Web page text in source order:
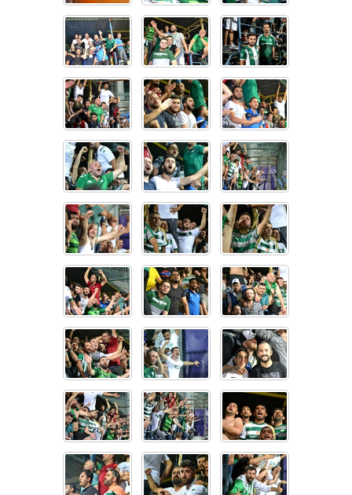
Instagram
Android
iOS